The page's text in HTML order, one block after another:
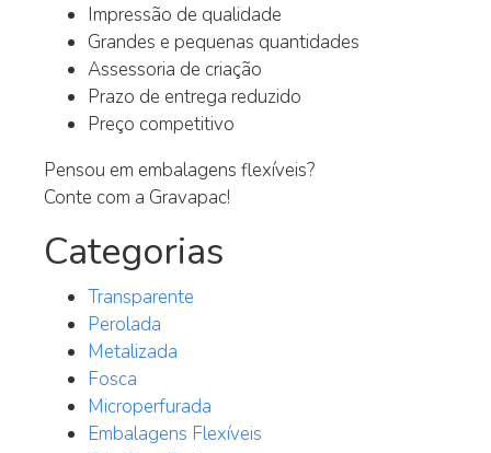
Impressão de qualidade
Grandes e pequenas quantidades
Assessoria de criação
Prazo de entrega reduzido
Preço competitivo
Pensou em embalagens flexíveis?
Conte com a Gravapac!
Categorias
Transparente
Perolada
Metalizada
Fosca
Microperfurada
Embalagens Flexíveis